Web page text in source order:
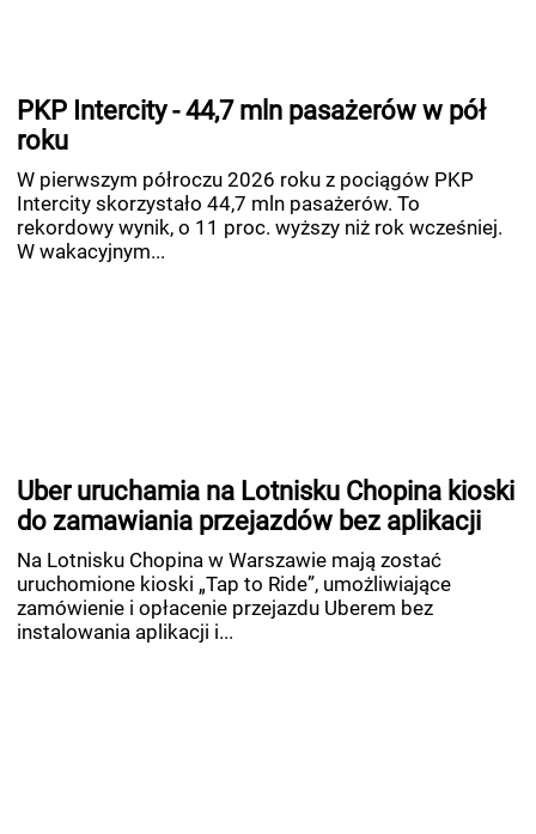
PKP Intercity - 44,7 mln pasażerów w pół
roku
W pierwszym półroczu 2026 roku z pociągów PKP
Intercity skorzystało 44,7 mln pasażerów. To
rekordowy wynik, o 11 proc. wyższy niż rok wcześniej.
W wakacyjnym...
Uber uruchamia na Lotnisku Chopina kioski
do zamawiania przejazdów bez aplikacji
Na Lotnisku Chopina w Warszawie mają zostać
uruchomione kioski „Tap to Ride”, umożliwiające
zamówienie i opłacenie przejazdu Uberem bez
instalowania aplikacji i...